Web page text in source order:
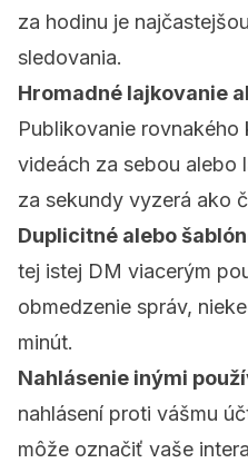
za hodinu je
sledovania.
Hromadné lajkovanie
Publikovanie rovnakého
videách za sebou alebo
za sekundy vyzerá ako
Duplicitné alebo
tej istej DM viacerým
obmedzenie správ,
minút.
Nahlásenie inými
nahlásení proti vášmu
môže označiť vaše